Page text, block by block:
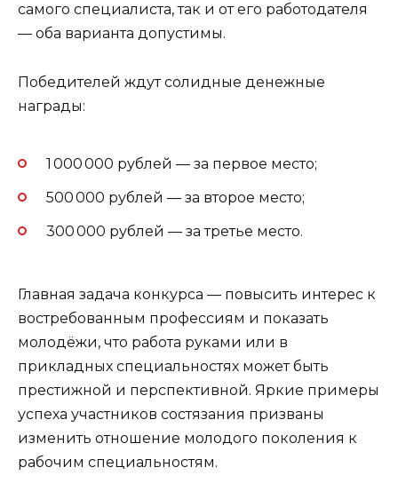
самого специалиста, так и от его работодателя
— оба варианта допустимы.
Победителей ждут солидные денежные
награды:
1 000 000 рублей — за первое место;
500 000 рублей — за второе место;
300 000 рублей — за третье место.
Главная задача конкурса — повысить интерес к
востребованным профессиям и показать
молодёжи, что работа руками или в
прикладных специальностях может быть
престижной и перспективной. Яркие примеры
успеха участников состязания призваны
изменить отношение молодого поколения к
рабочим специальностям.